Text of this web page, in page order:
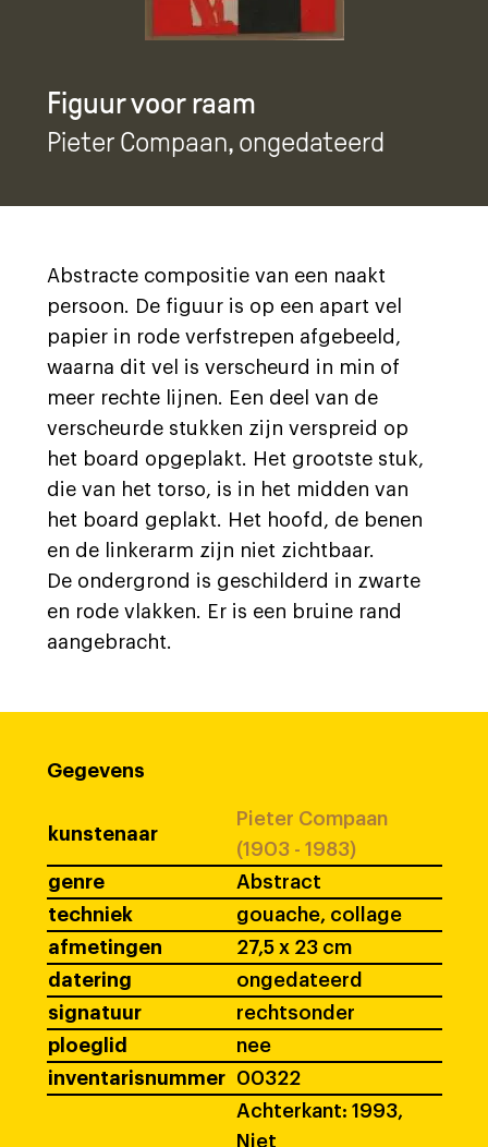
Figuur voor raam
Pieter Compaan, ongedateerd
Abstracte compositie van een naakt
persoon. De figuur is op een apart vel
papier in rode verfstrepen afgebeeld,
waarna dit vel is verscheurd in min of
meer rechte lijnen. Een deel van de
verscheurde stukken zijn verspreid op
het board opgeplakt. Het grootste stuk,
die van het torso, is in het midden van
het board geplakt. Het hoofd, de benen
en de linkerarm zijn niet zichtbaar.
De ondergrond is geschilderd in zwarte
en rode vlakken. Er is een bruine rand
aangebracht.
Gegevens
kunstenaar
Pieter Compaan
(1903 - 1983)
genre
Abstract
techniek
gouache, collage
afmetingen
27,5 x 23 cm
datering
ongedateerd
signatuur
rechtsonder
ploeglid
nee
inventarisnummer
00322
Achterkant: 1993,
Niet